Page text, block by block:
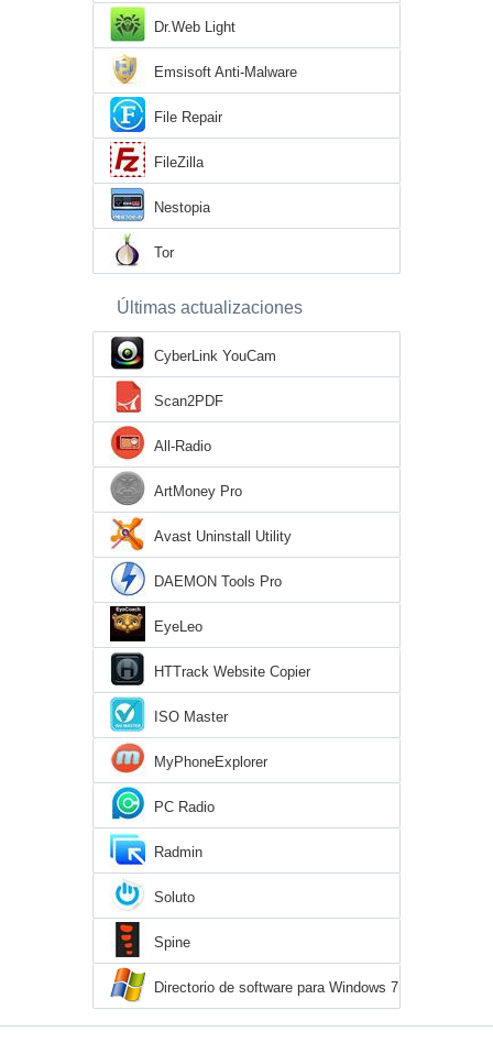
Dr.Web Light
Emsisoft Anti-Malware
File Repair
FileZilla
Nestopia
Tor
Últimas actualizaciones
CyberLink YouCam
Scan2PDF
All-Radio
ArtMoney Pro
Avast Uninstall Utility
DAEMON Tools Pro
EyeLeo
HTTrack Website Copier
ISO Master
MyPhoneExplorer
PC Radio
Radmin
Soluto
Spine
Directorio de software para Windows 7